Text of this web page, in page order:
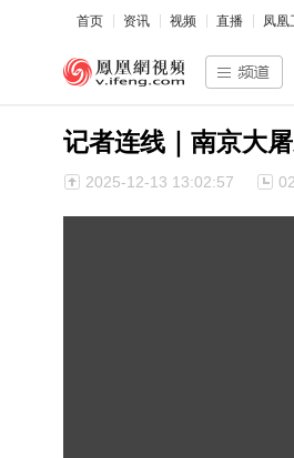
首页 资讯 视频 直播 凤凰
记者连线｜南京大
2025-12-13 13:02:57